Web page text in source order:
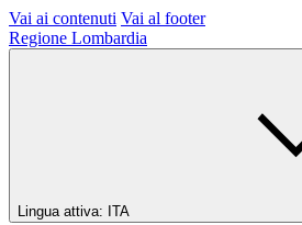
Vai ai contenuti Vai al footer
Regione Lombardia
Lingua attiva: ITA